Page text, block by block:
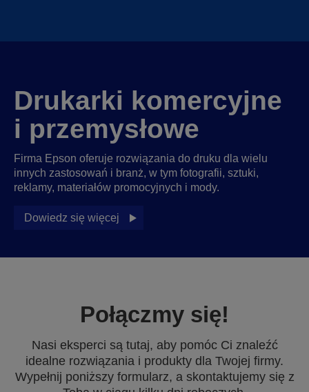
Drukarki komercyjne
i przemysłowe
Firma Epson oferuje rozwiązania do druku dla wielu
innych zastosowań i branż, w tym fotografii, sztuki,
reklamy, materiałów promocyjnych i mody.
Dowiedz się więcej
Połączmy się!
Nasi eksperci są tutaj, aby pomóc Ci znaleźć
idealne rozwiązania i produkty dla Twojej firmy.
Wypełnij poniższy formularz, a skontaktujemy się z